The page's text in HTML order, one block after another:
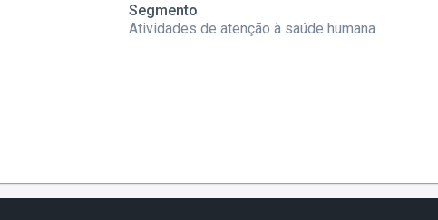
Segmento
Atividades de atenção à saúde humana